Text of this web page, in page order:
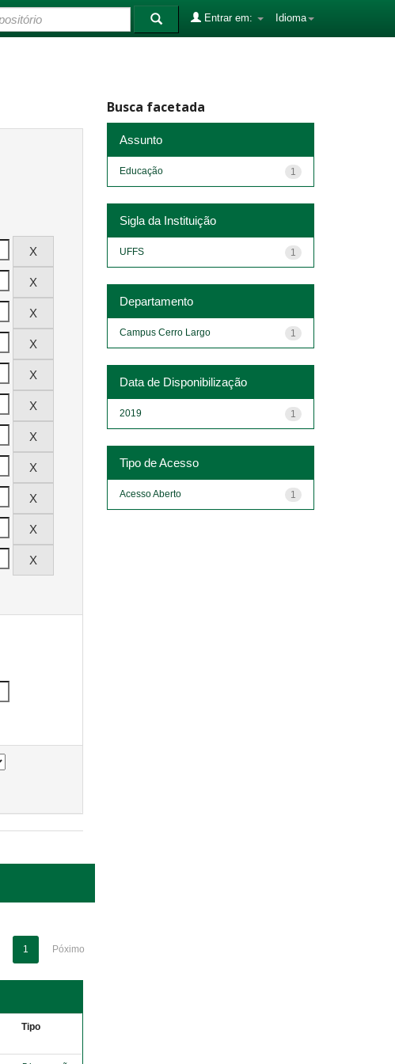
Idioma
Entrar em:
1 Póximo
Tipo
Busca facetada
Assunto
1
Educação
Sigla da Instituição
1
UFFS
Departamento
1
Campus Cerro Largo
Data de Disponibilização
1
2019
Tipo de Acesso
1
Acesso Aberto